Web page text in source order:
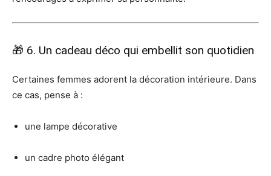
🎁 6. Un cadeau déco qui embellit son quotidien
Certaines femmes adorent la décoration intérieure. Dans
ce cas, pense à :
une lampe décorative
un cadre photo élégant